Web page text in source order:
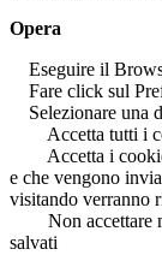
Opera
Eseguire il
Fare click sul
Selezionare una
Accetta tutti i
Accetta i cookie
e che vengono
visitando verranno
Non accettare
salvati